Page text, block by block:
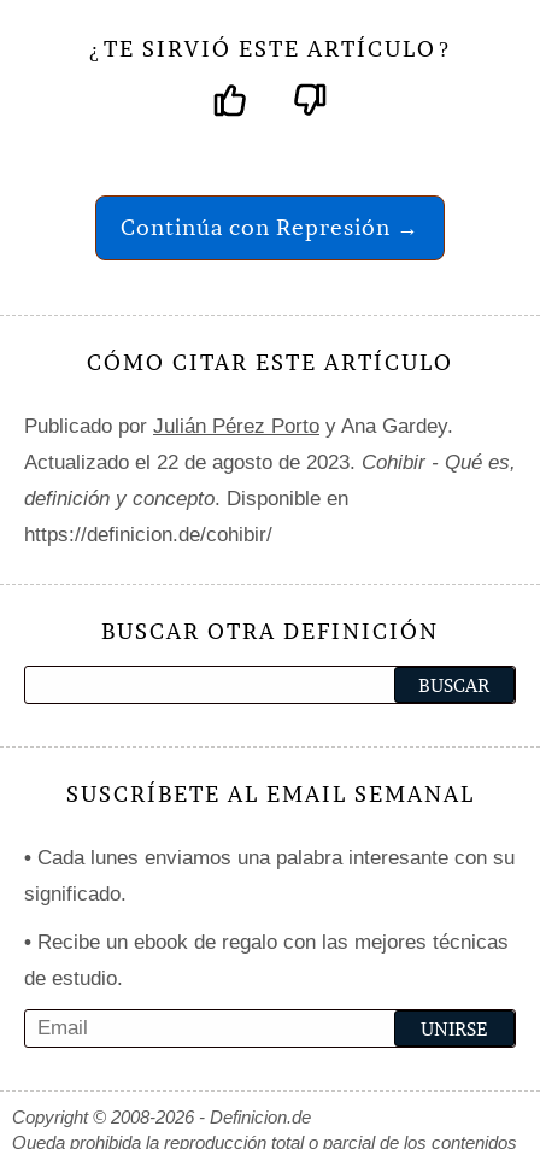
¿ TE SIRVIÓ ESTE ARTÍCULO ?
Continúa con Represión →
CÓMO CITAR ESTE ARTÍCULO
Publicado por Julián Pérez Porto y Ana Gardey.
Actualizado el 22 de agosto de 2023. Cohibir - Qué es,
definición y concepto. Disponible en
https://definicion.de/cohibir/
BUSCAR OTRA DEFINICIÓN
SUSCRÍBETE AL EMAIL SEMANAL
• Cada lunes enviamos una palabra interesante con su
significado.
• Recibe un ebook de regalo con las mejores técnicas
de estudio.
Copyright © 2008-2026 - Definicion.de
Queda prohibida la reproducción total o parcial de los contenidos